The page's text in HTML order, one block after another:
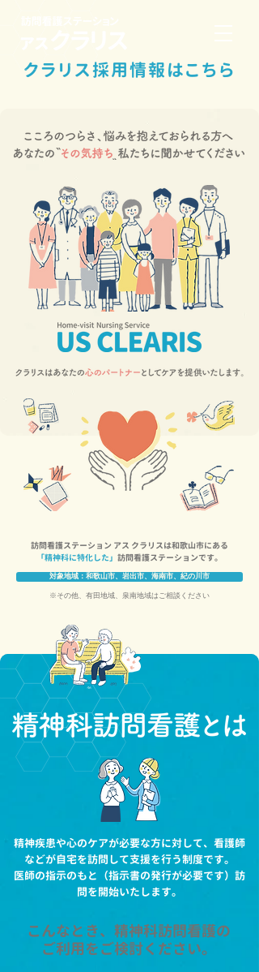
クラリ ス採用情報はこちら
訪問看護ステーション アス クラリスは和歌山市にある
「精神科に特化した」 訪問看護ステーションです。
対象地域：和歌山市、岩出市、海南市、紀の川市
※その他、有田地域、泉南地域はご相談ください
精神疾患や心のケアが必要な方に対して、看護師
などが自宅を訪問して支援を行う制度です。
医師の指示のもと（指示書の発行が必要です）訪
問を開始いたします。
こんなとき、精神科訪問看護の
ご利用をご検討ください。